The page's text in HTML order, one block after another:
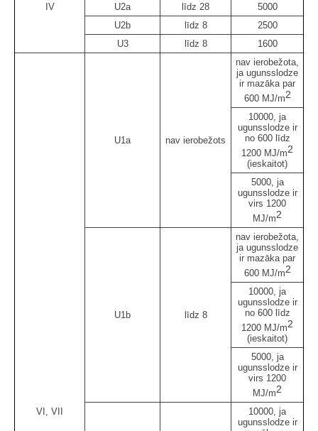
IV
U2a
līdz 28
5000
U2b
līdz 8
2500
U3
līdz 8 1600
VI, VII
U1a nav ierobežots
nav ierobežota,
ja ugunsslodze
ir mazāka par
600 MJ/m2
10000, ja
ugunsslodze ir
no 600 līdz
1200 MJ/m2
(ieskaitot)
5000, ja
ugunsslodze ir
virs 1200
MJ/m2
U1b līdz 8
nav ierobežota,
ja ugunsslodze
ir mazāka par
600 MJ/m2
10000, ja
ugunsslodze ir
no 600 līdz
1200 MJ/m2
(ieskaitot)
5000, ja
ugunsslodze ir
virs 1200
MJ/m2
10000, ja
ugunsslodze ir